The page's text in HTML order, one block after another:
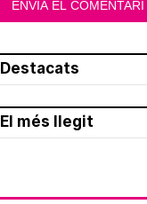
Destacats
El més llegit